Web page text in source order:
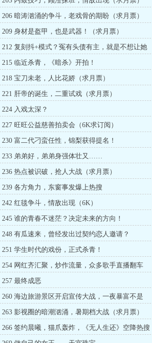
206 暗涛汹涌的争斗，老戏骨的期盼（求月票）
209 身材是盔甲，也是武器！（求月票）
212 复刻抖+模式？冤有头债有主，就是不想让她
好过
215 临近杀青，《暗杀》开拍！
218 宝刀未老，人比花娇（求月票）
221 肝帝的诞生，二重试戏（求月票）
224 入戏太深？
227 旺旺公益慈善拍卖会（6K求订阅）
230 富二代刁蛮任性，锦梨获得提名！
233 弟弟好，弟弟身强体壮又……
236 热点被识破，抢人大战（求月票）
239 各方角力，东窗事发爆上热搜
242 红毯争斗，情敌出现（6K）
245 谁的青春不迷茫？决定未来的方向！
248 有瓜速来，曾经发出过契约恋人邀请？
（5K4）
251 学生时代的戏份，正式杀青！
254 网红齐汇聚，炒作流量，众多歌手直播翻车
（5K）
257 最终成恶
260 海边旅游景区开启宣传大战，一夜暴富不是
梦！
263 影视圈的暗潮汹涌，暑期档大战（求月票）
266 签约晨曦，猫爪轰炸，《无人生还》空降热搜
（求月票）